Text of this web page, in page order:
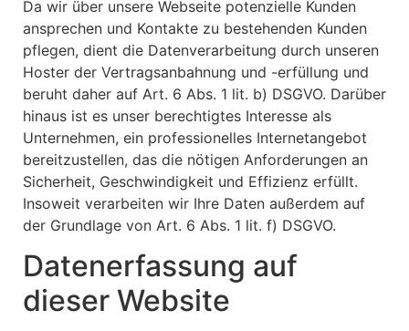
Da wir über unsere Webseite potenzielle Kunden
ansprechen und Kontakte zu bestehenden Kunden
pflegen, dient die Datenverarbeitung durch unseren
Hoster der Vertragsanbahnung und -erfüllung und
beruht daher auf Art. 6 Abs. 1 lit. b) DSGVO. Darüber
hinaus ist es unser berechtigtes Interesse als
Unternehmen, ein professionelles Internetangebot
bereitzustellen, das die nötigen Anforderungen an
Sicherheit, Geschwindigkeit und Effizienz erfüllt.
Insoweit verarbeiten wir Ihre Daten außerdem auf
der Grundlage von Art. 6 Abs. 1 lit. f) DSGVO.
Datenerfassung auf
dieser Website